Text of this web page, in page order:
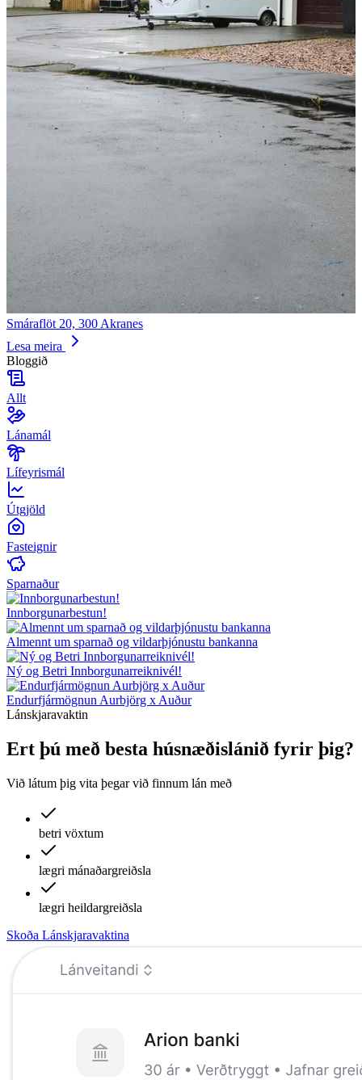
Smáraflöt 20, 300 Akranes
Lesa meira
Bloggið
Allt
Lánamál
Lífeyrismál
Útgjöld
Fasteignir
Sparnaður
Innborgunarbestun!
Almennt um sparnað og vildarþjónustu bankanna
Ný og Betri Innborgunarreiknivél!
Endurfjármögnun Aurbjörg x Auður
Lánskjaravaktin
Ert þú með besta húsnæðislánið fyrir þig?
Við látum þig vita þegar við finnum lán með
betri vöxtum
lægri mánaðargreiðsla
lægri heildargreiðsla
Skoða Lánskjaravaktina